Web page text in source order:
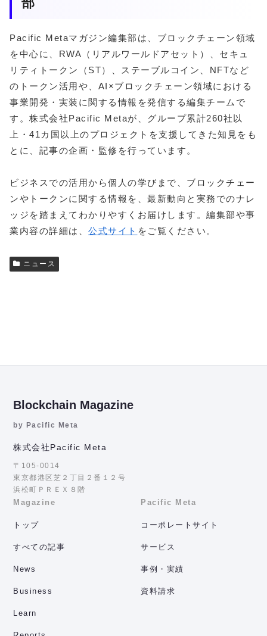
Pacific Metaマガジン編集部は、ブロックチェーン領域
を中心に、RWA（リアルワールドアセット）、セキュ
リティトークン（ST）、ステーブルコイン、NFTなど
のトークン活用や、AI×ブロックチェーン領域における
事業開発・実装に関する情報を発信する編集チームで
す。株式会社Pacific Metaが、グループ累計260社以
上・41カ国以上のプロジェクトを支援してきた知見をも
とに、記事の企画・監修を行っています。
ビジネスでの活用から個人の学びまで、ブロックチェー
ンやトークンに関する情報を、最新動向と実務でのナレ
ッジを踏まえてわかりやすくお届けします。編集部や事
業内容の詳細は、 公式サイト をご覧ください。
ニュース
Blockchain Magazine
by Pacific Meta
株式会社Pacific Meta
〒105-0014
東京都港区芝２丁目２番１２号
浜松町ＰＲＥＸ８階
Magazine
トップ
すべての記事
News
Business
Learn
Pacific Meta
コーポレートサイト
サービス
事例・実績
資料請求